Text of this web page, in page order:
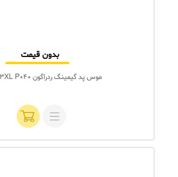
بدون قیمت
موس پد گیمینگ ردراگون FLICK 3XL P040